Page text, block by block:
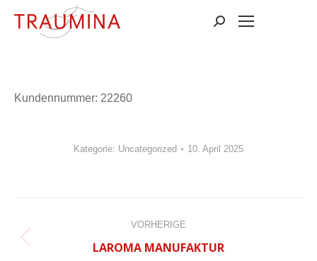
Suchen:
Kun­den­num­mer: 22260
Kategorie: Uncategorized 10. April 2025
VORHERIGE
Vorheriger
Beitrag:
LAROMA MANUFAKTUR